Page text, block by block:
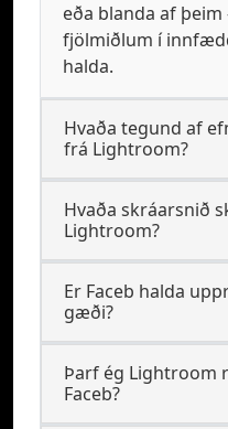
eða blanda af þeim
fjölmiðlum í
halda.
Hvaða tegund af
frá Lightroom?
Hvaða skráarsnið
Lightroom?
Er Faceb halda
gæði?
Þarf ég Lightroom
Faceb?